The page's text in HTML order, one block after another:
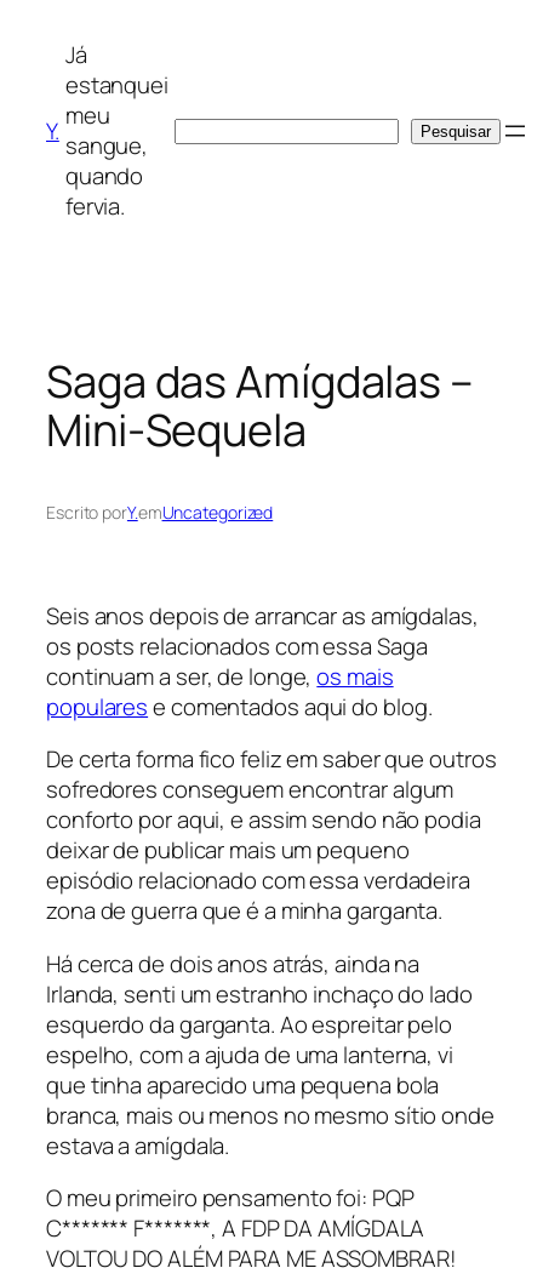
conteúdo
Y.
Já
estanquei
meu
sangue,
quando
fervia.
Pesquisar
Saga das Amígdalas –
Mini-Sequela
Escrito porY.emUncategorized
Seis anos depois de arrancar as amígdalas,
os posts relacionados com essa Saga
continuam a ser, de longe,os mais
popularese comentados aqui do blog.
De certa forma fico feliz em saber que outros
sofredores conseguem encontrar algum
conforto por aqui, e assim sendo não podia
deixar de publicar mais um pequeno
episódio relacionado com essa verdadeira
zona de guerra que é a minha garganta.
Há cerca de dois anos atrás, ainda na
Irlanda, senti um estranho inchaço do lado
esquerdo da garganta. Ao espreitar pelo
espelho, com a ajuda de uma lanterna, vi
que tinha aparecido uma pequena bola
branca, mais ou menos no mesmo sítio onde
estava a amígdala.
O meu primeiro pensamento foi: PQP
C******* F*******, A FDP DA AMÍGDALA
VOLTOU DO ALÉM PARA ME ASSOMBRAR!